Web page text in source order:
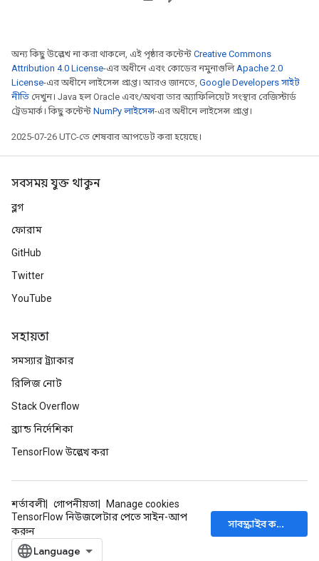
অন্য কিছু উল্লেখ না করা থাকলে, এই পৃষ্ঠার কন্টেন্ট Creative Commons
Attribution 4.0 License-এর অধীনে এবং কোডের নমুনাগুলিApache 2.0
License-এর অধীনে লাইসেন্স প্রাপ্ত। আরও জানতে, Google Developers সাইট
নীতি দেখুন। Java হল Oracle এবং/অথবা তার অ্যাফিলিয়েট সংস্থার রেজিস্টার্ড
ট্রেডমার্ক। কিছু কন্টেন্ট NumPy লাইসেন্স-এর অধীনে লাইসেন্স প্রাপ্ত।
2025-07-26 UTC-তে শেষবার আপডেট করা হয়েছে।
সবসময় যুক্ত থাকুন
ব্লগ
ফোরাম
GitHub
Twitter
YouTube
সহায়তা
সমস্যার ট্র্যাকার
রিলিজ নোট
Stack Overflow
ব্র্যান্ড নির্দেশিকা
TensorFlow উল্লেখ করা
শর্তাবলী গোপনীয়তা
Manage cookies
TensorFlow নিউজলেটার পেতে সাইন-আপ
করুন
সাবস্ক্রাইব করুন